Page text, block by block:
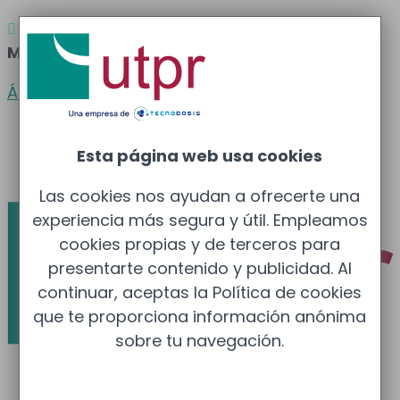
 Atención al cliente
Madrid: 910 211 975
Área clientes
Català
Esta página web usa cookies
Las cookies nos ayudan a ofrecerte una
experiencia más segura y útil. Empleamos
cookies propias y de terceros para
presentarte contenido y publicidad. Al
continuar, aceptas la Política de cookies
que te proporciona información anónima
sobre tu navegación.